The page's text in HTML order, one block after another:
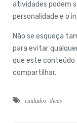
atividades podem
personalidade e o
Não se esqueça
para evitar
que este conteúdo
compartilhar.
cuidados dicas